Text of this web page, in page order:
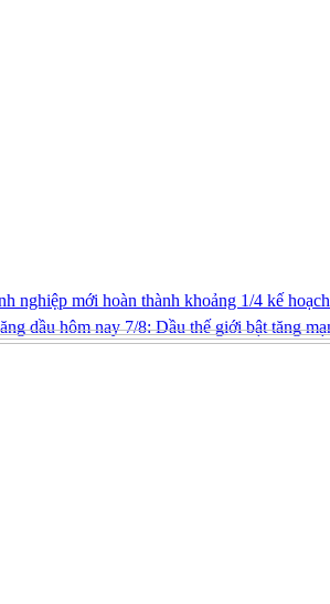
nghiệp mới hoàn thành khoảng 1/4 kế
dầu hôm nay 7/8: Dầu thế giới bật tăng